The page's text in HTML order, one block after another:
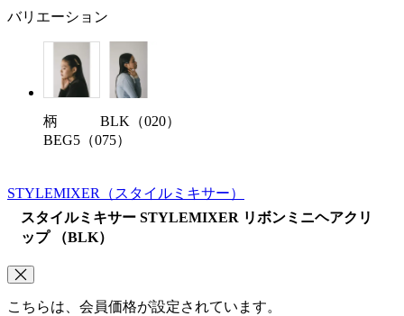
バリエーション
柄
BEG5（075）
BLK（020）
STYLEMIXER
（スタイルミキサー）
スタイルミキサー STYLEMIXER リボンミニヘアクリ
ップ （BLK）
こちらは、会員価格が設定されています。